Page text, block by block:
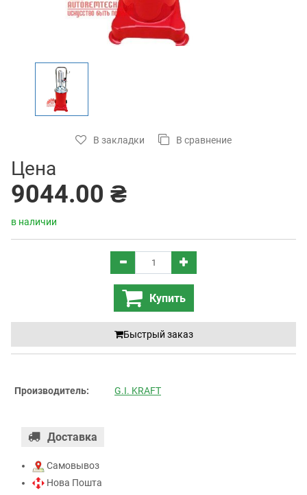
В закладки В сравнение
Цена
9044.00 ₴
в наличии
Купить
Быстрый заказ
Производитель: G.I. KRAFT
Доставка
Самовывоз
Нова Пошта